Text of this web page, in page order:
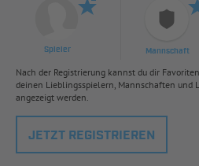
Spieler Mannschaft
Nach der Registrierung kannst du dir
deinen Lieblingsspielern, Mannschaften und
angezeigt werden.
JETZT REGISTRIEREN